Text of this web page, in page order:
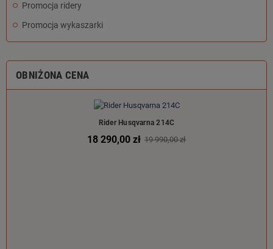
Promocja ridery
Promocja wykaszarki
OBNIŻONA CENA
Rider Husqvarna 214C
18 290,00 zł 19 990,00 zł